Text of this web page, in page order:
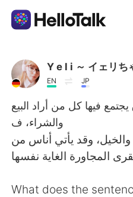
แอปแลกเปลี่ยนทางภาษ
AI Grammar Checker
ไทย
Y e l i ～ イェリち
EN JP
فيها كل من أراد البيع
والشراء، ف
والخيل، وقد يأتي أناس من
What does the